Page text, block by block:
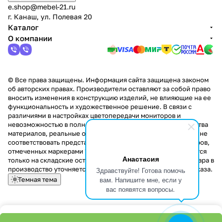
Анастасия
Здравствуйте! Готова помочь
вам. Напишите мне, если у
вас появятся вопросы.
e.shop@mebel-21.ru
г. Канаш, ул. Полевая 20
Каталог
О компании
© Все права защищены. Информация сайта защищена законом
об авторских правах. Производители оставляют за собой право
вносить изменения в конструкцию изделий, не влияющие на ее
функциональность и художественное решение. В связи с
различиями в настройках цветопередачи мониторов и
невозможностью в полной мере передать некоторые свойства
материалов, реальные оттенки и текстуры продукции могут не
соответствовать представленным на сайте. Стоимость товаров,
отмеченных маркерами "Скидка!" и "Акция!" распространяется
только на складские остатки. Стоимость заказа данного товара в
производство уточняется у менеджера при оформлении заказа.
Темная тема